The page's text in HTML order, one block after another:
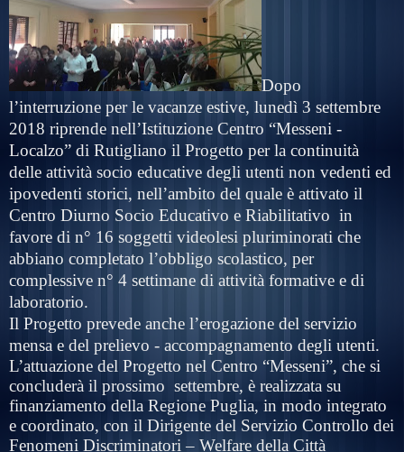
Dopo
l’interruzione per le vacanze estive, lunedì 3 settembre
2018 riprende nell’Istituzione Centro “Messeni -
Localzo” di Rutigliano il Progetto per la continuità
delle attività socio educative degli utenti non vedenti ed
ipovedenti storici, nell’ambito del quale è attivato il
Centro Diurno Socio Educativo e Riabilitativo in
favore di n° 16 soggetti videolesi pluriminorati che
abbiano completato l’obbligo scolastico, per
complessive n° 4 settimane di attività formative e di
laboratorio.
Il Progetto prevede anche l’erogazione del servizio
mensa e del prelievo - accompagnamento degli utenti.
L’attuazione del Progetto nel Centro “Messeni”, che si
concluderà il prossimo settembre, è realizzata su
finanziamento della Regione Puglia, in modo integrato
e coordinato, con il Dirigente del Servizio Controllo dei
Fenomeni Discriminatori – Welfare della Città